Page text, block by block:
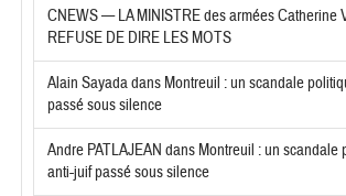
CNEWS — LA MINISTRE des armées Catherine
REFUSE DE DIRE LES MOTS
Alain Sayadadans Montreuil : un scandale
passé sous silence
Andre PATLAJEAN dans Montreuil : un scandale
anti-juif passé sous silence